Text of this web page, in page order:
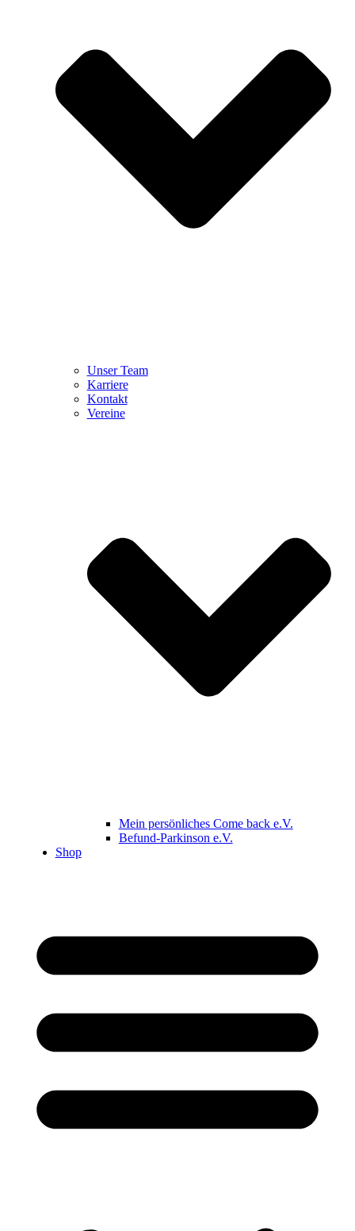
Unser Team
Karriere
Kontakt
Vereine
Mein persönliches Come back e.V.
Befund-Parkinson e.V.
Shop